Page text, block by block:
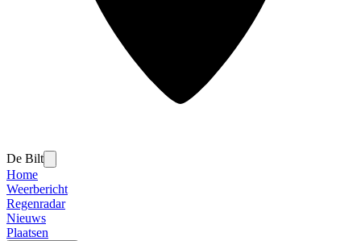
De Bilt
Home
Weerbericht
Regenradar
Nieuws
Plaatsen